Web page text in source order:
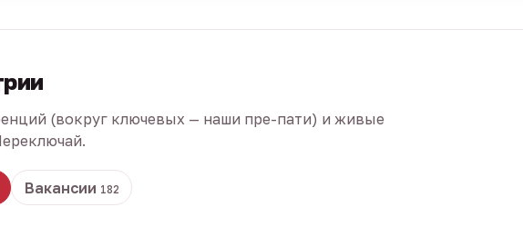
(вокруг ключевых — наши пре-пати) и живые
Вакансии 182